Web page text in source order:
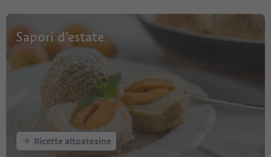
Sapori d'estate
Ricette altoatesine